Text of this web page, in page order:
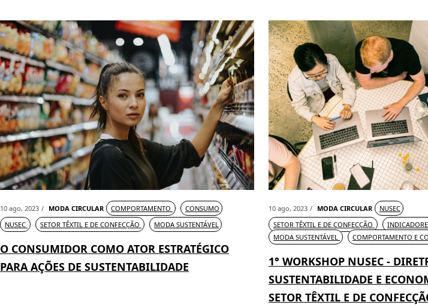
10 ago, 2023 MODA CIRCULAR COMPORTAMENTO
CONSUMO
NUSEC
SETOR TÊXTIL E DE CONFECÇÃO MODA SUSTENTÁVEL
O CONSUMIDOR COMO ATOR ESTRATÉGICO
PARA AÇÕES DE SUSTENTABILIDADE
10 ago, 2023 MODA CIRCULAR
NUSEC
SETOR TÊXTIL E DE CONFECÇÃO
MODA SUSTENTÁVEL
COMPORTAMENTO E
1° WORKSHOP NUSEC -
SUSTENTABILIDADE E
SETOR TÊXTIL E DE